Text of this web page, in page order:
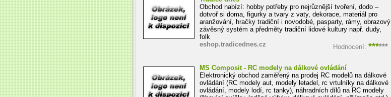
Obchod nabízí: hobby potřeby pro nejrůznější tvoření, dodo –
dotvoř si doma, figurky a tvary z vaty, dekorace, materiál pro
aranžování, hračky tradiční i novodobé, pasparty, rámy, obrazový
závěsný systém a předměty tradiční lidové kultury např. dudy,
folk
Hodnocení: ******
eshop.tradicednes.cz
MS Composit - RC modely na dálkové ovládání
Elektronický obchod zaměřený na prodej RC modelů na dálkové
ovládání (RC modely aut, modely letadel, rc vrtulníky na dálkové
ovládání, modely lodí, rc tanky), náhradních dílů na RC modely